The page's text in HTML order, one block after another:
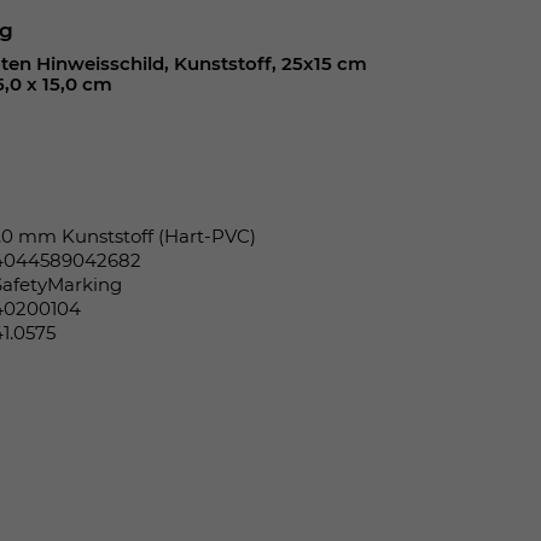
Hinweisschild, Kunststoff, 25x15 cm
x 15,0 cm
mm Kunststoff (Hart-PVC)